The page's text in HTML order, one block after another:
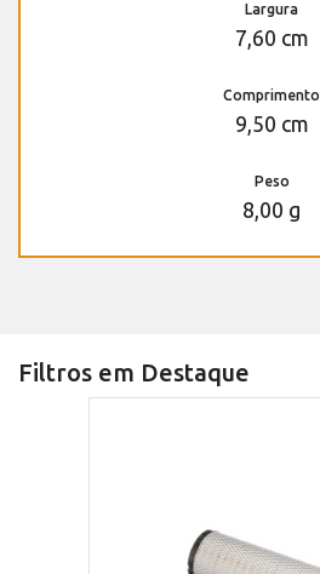
Largura
7,60 cm
Comprimento
9,50 cm
Peso
8,00 g
Filtros em Destaque